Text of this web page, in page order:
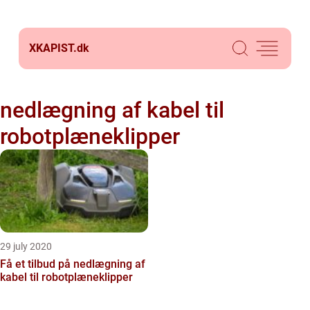
XKAPIST.dk
nedlægning af kabel til
robotplæneklipper
29 july 2020
Få et tilbud på nedlægning af
kabel til robotplæneklipper